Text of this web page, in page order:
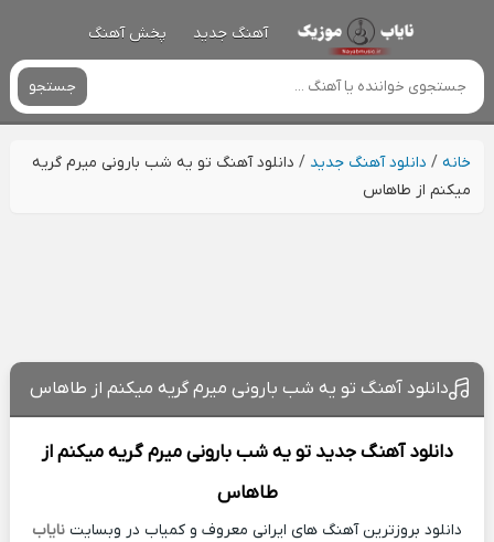
آهنگ جدید پخش آهنگ
جستجو
خانه/ دانلود آهنگ جدید / دانلود آهنگ تو یه شب بارونی میرم گریه
میکنم از طاهاس
دانلود آهنگ تو یه شب بارونی میرم گریه میکنم از طاهاس
دانلود آهنگ جدید تو یه شب بارونی میرم گریه میکنم از
طاهاس
دانلود بروزترین آهنگ های ایرانی معروف و کمیاب در وبسایت نایاب